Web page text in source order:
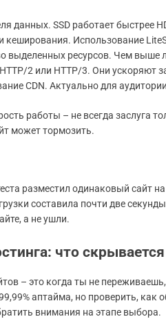
данных. SSD работает быстрее
кеширования. Использование
выделенных ресурсов. Чем выше
2 или HTTP/3. Они ускоряют
CDN. Актуально для
работы – не всегда
может тормозить.
разместил одинаковый сайт
составила почти две
а не ушли.
что
– это когда ты не
аптайма, но проверить, как
внимания на этапе выбора.